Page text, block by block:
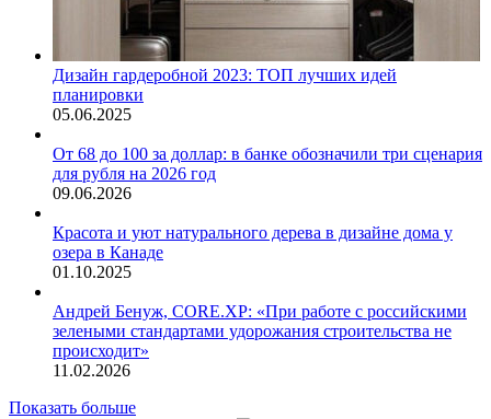
Дизайн гардеробной 2023: ТОП лучших идей
планировки
05.06.2025
От 68 до 100 за доллар: в банке обозначили три сценария
для рубля на 2026 год
09.06.2026
Красота и уют натурального дерева в дизайне дома у
озера в Канаде
01.10.2025
Андрей Бенуж, CORE.XP: «При работе с российскими
зелеными стандартами удорожания строительства не
происходит»
11.02.2026
Показать больше